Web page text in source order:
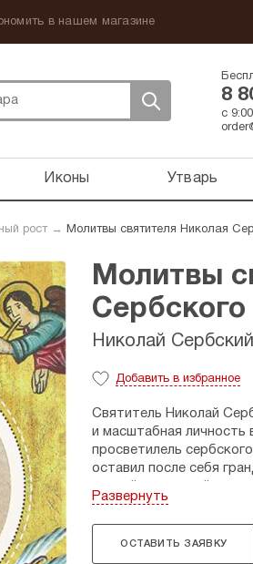
в нашем магазине
8
с
Иконы Утварь
рост→ Молитвы святителя Николая
Молитвы
Сербского
Николай
Добавить в избранное
Святитель Николай
и масштабная личность
просветилель
оставил после себя
молитвенного
Развернуть
ОСТАВИТЬ ЗАЯВКУ